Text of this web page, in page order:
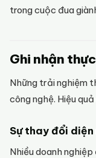
trong cuộc đua
Ghi nhận
Những trải nghiệm
công nghệ. Hiệu
Sự thay đổi
Nhiều doanh